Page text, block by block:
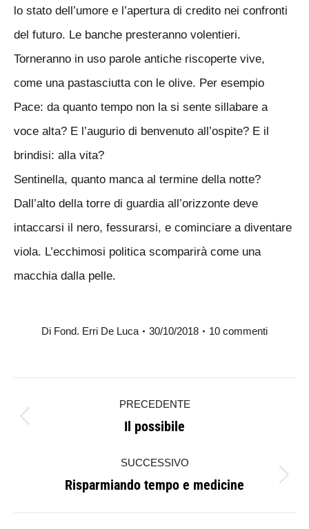
lo stato dell’umore e l’apertura di credito nei confronti
del futuro. Le banche presteranno volentieri.
Torneranno in uso parole antiche riscoperte vive,
come una pastasciutta con le olive. Per esempio
Pace: da quanto tempo non la si sente sillabare a
voce alta? E l’augurio di benvenuto all’ospite? E il
brindisi: alla vita?
Sentinella, quanto manca al termine della notte?
Dall’alto della torre di guardia all’orizzonte deve
intaccarsi il nero, fessurarsi, e cominciare a diventare
viola. L’ecchimosi politica scomparirà come una
macchia dalla pelle.
Di Fond. Erri De Luca 30/10/2018 10 commenti
tra
PRECEDENTE
Post
Il possibile
SUCCESSIVO
Prossimo
post:
Risparmiando tempo e medicine